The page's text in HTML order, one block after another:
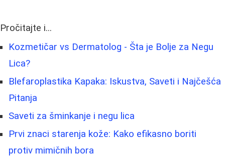
Pročitajte i...
Kozmetičar vs Dermatolog - Šta je Bolje za Negu
Lica?
Blefaroplastika Kapaka: Iskustva, Saveti i Najčešća
Pitanja
Saveti za šminkanje i negu lica
Prvi znaci starenja kože: Kako efikasno boriti
protiv mimičnih bora